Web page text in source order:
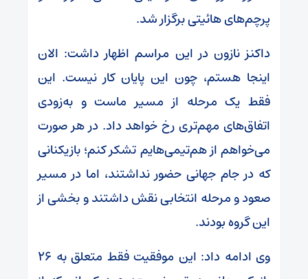
پرچم‌های هائیتی برگزار شد.
داکنز نازون در این مراسم اظهار داشت: الان
اینجا هستم، چون این پایان کار نیست. این
فقط یک مرحله از مسیر ماست و به‌زودی
اتفاق‌های مهم‌تری رخ خواهد داد. در هر صورت
می‌خواهم از هم‌تیمی‌هایم تشکر کنم؛ بازیکنانی
که در جام جهانی حضور نداشتند، اما در مسیر
صعود و مرحله انتخابی نقش داشتند و بخشی از
این گروه بودند.
وی ادامه داد: این موفقیت فقط متعلق به ۲۶